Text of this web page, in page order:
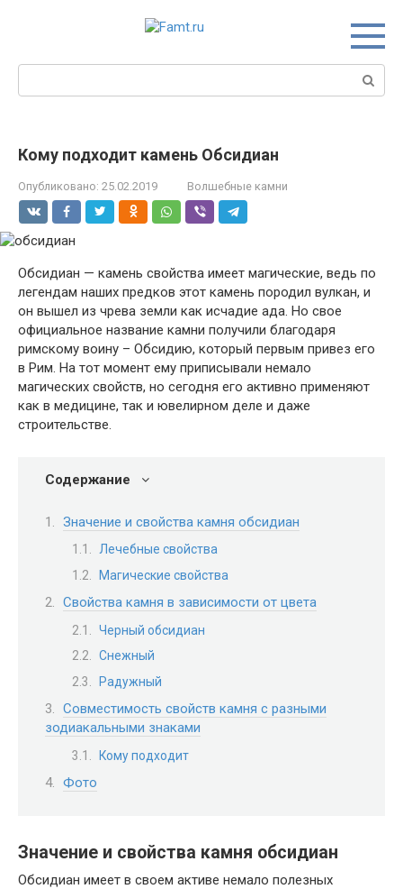
Кому подходит камень Обсидиан
Опубликовано: 25.02.2019 Волшебные камни
Обсидиан — камень свойства имеет магические, ведь по
легендам наших предков этот камень породил вулкан, и
он вышел из чрева земли как исчадие ада. Но свое
официальное название камни получили благодаря
римскому воину – Обсидию, который первым привез его
в Рим. На тот момент ему приписывали немало
магических свойств, но сегодня его активно применяют
как в медицине, так и ювелирном деле и даже
строительстве.
Содержание
Значение и свойства камня обсидиан
Лечебные свойства
Магические свойства
Свойства камня в зависимости от цвета
Черный обсидиан
Снежный
Радужный
Совместимость свойств камня с разными
зодиакальными знаками
Кому подходит
Фото
Значение и свойства камня обсидиан
Обсидиан имеет в своем активе немало полезных